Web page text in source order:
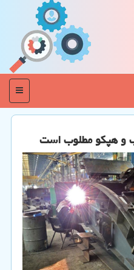
منو
و هپكو مطلوب است